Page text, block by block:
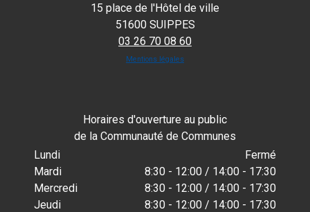
15 place de l'Hôtel de ville
51600 SUIPPES
03 26 70 08 60
Mentions légales
Horaires d'ouverture au public
de la Communauté de Communes
Lundi
Fermé
Mardi
8:30 - 12:00 / 14:00 - 17:30
Mercredi
8:30 - 12:00 / 14:00 - 17:30
Jeudi
8:30 - 12:00 / 14:00 - 17:30